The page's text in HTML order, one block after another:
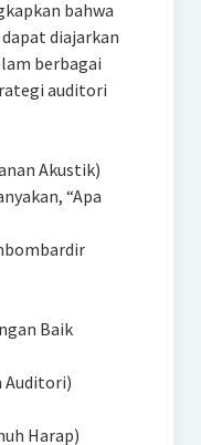
bahwa
diajarkan
berbagai
auditori
Akustik)
“Apa
Baik
Auditori)
Harap)